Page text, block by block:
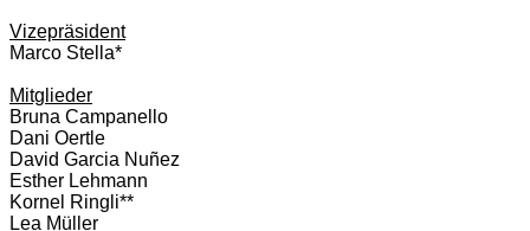
Vizepräsident
Marco Stella*
Mitglieder
Bruna Campanello
Dani Oertle
David Garcia Nuñez
Esther Lehmann
Kornel Ringli**
Lea Müller